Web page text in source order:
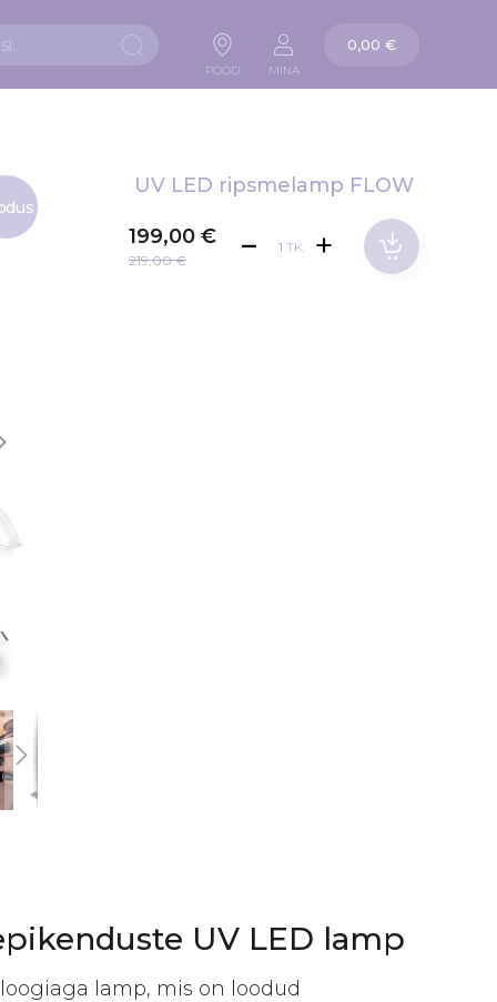
POOD MINA
Ostukorv
0,00 €
UV LED ripsmelamp FLOW
199,00 €
219,00 €
TK
UV LED lamp
lamp, mis on loodud